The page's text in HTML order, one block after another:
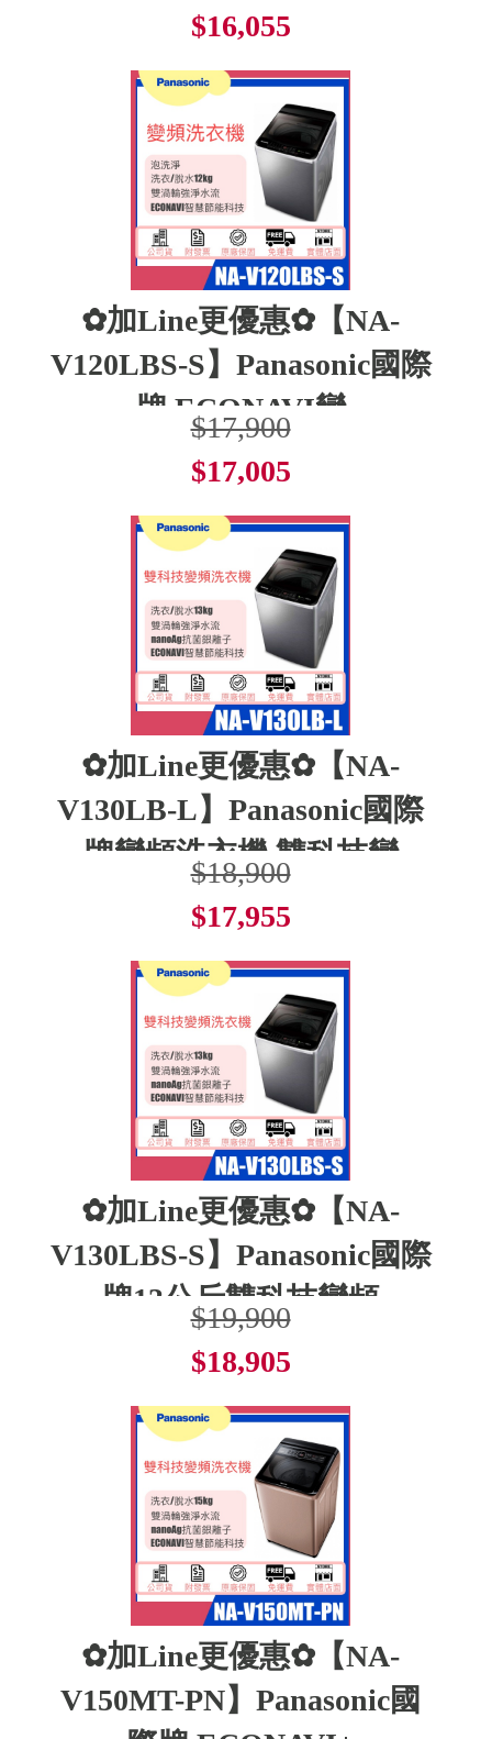
了解更多
$16,055
了解更多
✿加Line更優惠✿【NA-
V120LBS-S】Panasonic國際
牌 ECONAVI變
$17,900
$17,005
了解更多
✿加Line更優惠✿【NA-
V130LB-L】Panasonic國際
牌變頻洗衣機 雙科技變
$18,900
$17,955
了解更多
✿加Line更優惠✿【NA-
V130LBS-S】Panasonic國際
牌13公斤雙科技變頻
$19,900
$18,905
✿加Line更優惠✿【NA-
V150MT-PN】Panasonic國